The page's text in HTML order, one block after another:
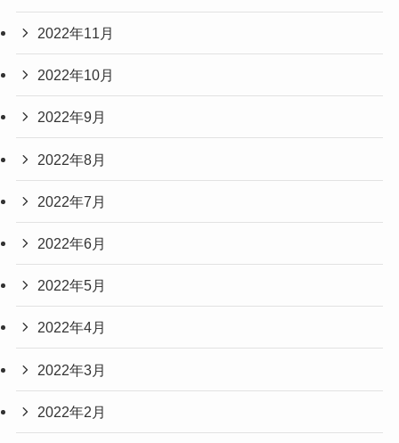
2022年11月
2022年10月
2022年9月
2022年8月
2022年7月
2022年6月
2022年5月
2022年4月
2022年3月
2022年2月